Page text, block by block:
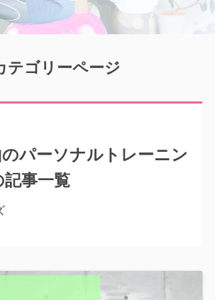
テゴリーページ
のパーソナルトレーニン
事一覧